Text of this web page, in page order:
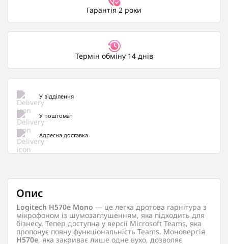
Гарантія 2 роки
Термін обміну 14 днів
У відділення
У поштомат
Адресна доставка
Опис
Logitech H570e Mono — це легка дротова гарнітура з
мікрофоном із шумозаглушенням, яка підходить для
бізнесу. Тепер доступна у версії Microsoft Teams, яка
пропонує повну функціональність Teams. Моноверсія
H570e, яка закриває лише одне вухо, дозволяє